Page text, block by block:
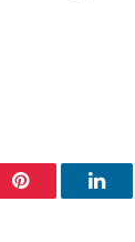
Pinterest